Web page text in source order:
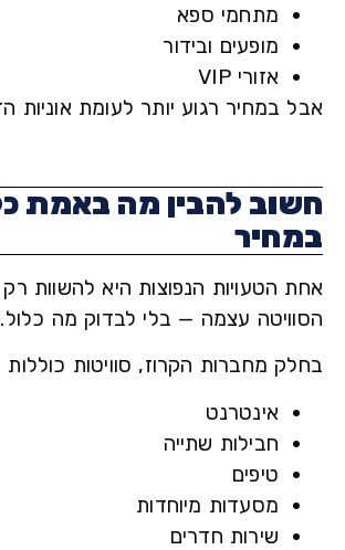
מתחמי ספא
מופעים ובידור
אזורי VIP
במחיר רגוע יותר לעומת אוניות הדגל
להבין מה באמת כלול
הטעויות הנפוצות היא להשוות רק את
עצמה — בלי לבדוק מה כלול.
מחברות הקרוז, סוויטות כוללות כבר:
אינטרנט
חבילות שתייה
טיפים
מסעדות מיוחדות
שירות חדרים